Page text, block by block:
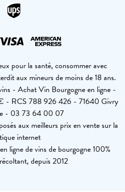
pour la santé, consommer avec
aux mineurs de moins de 18 ans.
- Achat Vin Bourgogne en ligne -
- RCS 788 926 426 - 71640 Givry
- 03 73 64 00 07
aux meilleurs prix en vente sur la
internet
ligne de vins de bourgogne 100%
depuis 2012